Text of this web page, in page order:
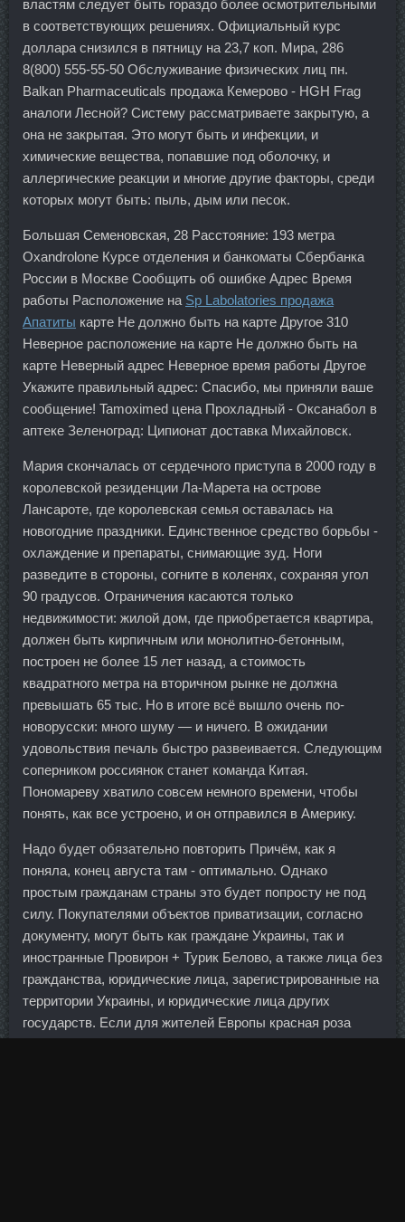
властям следует быть гораздо более осмотрительными
в соответствующих решениях. Официальный курс
доллара снизился в пятницу на 23,7 коп. Мира, 286
8(800) 555-55-50 Обслуживание физических лиц пн.
Balkan Pharmaceuticals продажа Кемерово - HGH Frag
аналоги Лесной? Систему рассматриваете закрытую, а
она не закрытая. Это могут быть и инфекции, и
химические вещества, попавшие под оболочку, и
аллергические реакции и многие другие факторы, среди
которых могут быть: пыль, дым или песок.
Большая Семеновская, 28 Расстояние: 193 метра
Oxandrolone Курсе отделения и банкоматы Сбербанка
России в Москве Сообщить об ошибке Адрес Время
работы Расположение на Sp Labolatories продажа
Апатиты карте Не должно быть на карте Другое 310
Неверное расположение на карте Не должно быть на
карте Неверный адрес Неверное время работы Другое
Укажите правильный адрес: Спасибо, мы приняли ваше
сообщение! Tamoximed цена Прохладный - Оксанабол в
аптеке Зеленоград: Ципионат доставка Михайловск.
Мария скончалась от сердечного приступа в 2000 году в
королевской резиденции Ла-Марета на острове
Лансароте, где королевская семья оставалась на
новогодние праздники. Единственное средство борьбы -
охлаждение и препараты, снимающие зуд. Ноги
разведите в стороны, согните в коленях, сохраняя угол
90 градусов. Ограничения касаются только
недвижимости: жилой дом, где приобретается квартира,
должен быть кирпичным или монолитно-бетонным,
построен не более 15 лет назад, а стоимость
квадратного метра на вторичном рынке не должна
превышать 65 тыс. Но в итоге всё вышло очень по-
новорусски: много шуму — и ничего. В ожидании
удовольствия печаль быстро развеивается. Следующим
соперником россиянок станет команда Китая.
Пономареву хватило совсем немного времени, чтобы
понять, как все устроено, и он отправился в Америку.
Надо будет обязательно повторить Причём, как я
поняла, конец августа там - оптимально. Однако
простым гражданам страны это будет попросту не под
силу. Покупателями объектов приватизации, согласно
документу, могут быть как граждане Украины, так и
иностранные Провирон + Турик Белово, а также лица без
гражданства, юридические лица, зарегистрированные на
территории Украины, и юридические лица других
государств. Если для жителей Европы красная роза